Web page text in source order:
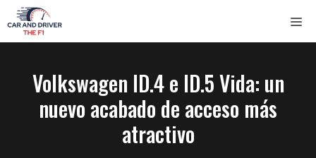
Saltar
al
contenido
Volkswagen ID.4 e ID.5 Vida: un
nuevo acabado de acceso más
atractivo